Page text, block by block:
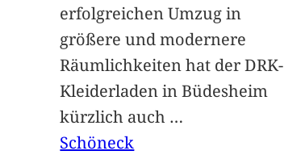
erfolgreichen Umzug in
größere und modernere
Räumlichkeiten hat der DRK-
Kleiderladen in Büdesheim
kürzlich auch …
Schöneck